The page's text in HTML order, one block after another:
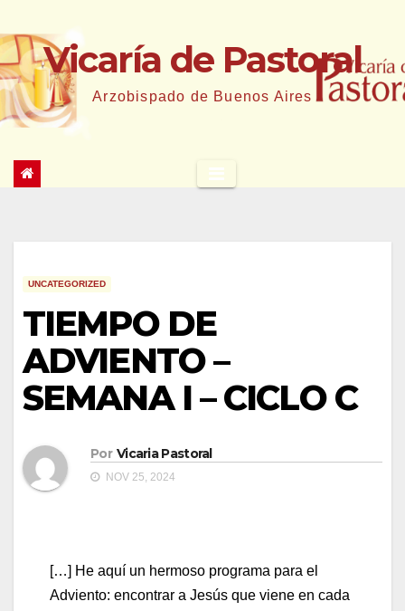
al
contenidoVicaría de Pastoral
Arzobispado de Buenos Aires
UNCATEGORIZED
TIEMPO DE
ADVIENTO –
SEMANA I – CICLO C
Por Vicaria Pastoral
NOV 25, 2024
[…] He aquí un hermoso programa para el
Adviento: encontrar a Jesús que viene en cada